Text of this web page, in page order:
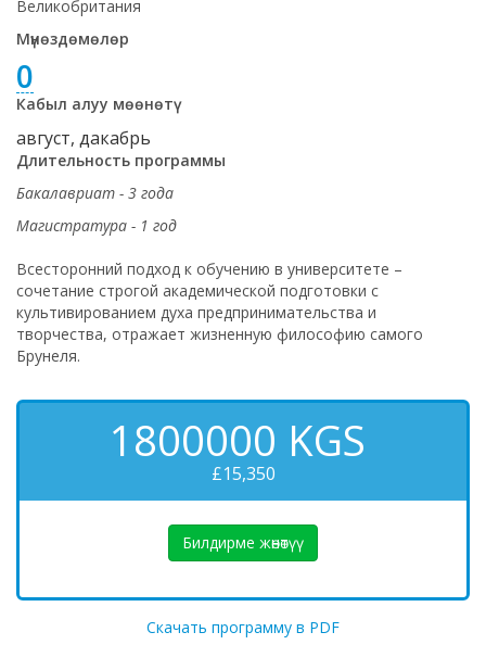
Великобритания
Мүнөздөмөлөр
0
Кабыл алуу мөөнөтү
август, дакабрь
Длительность программы
Бакалавриат - 3 года
Магистратура - 1 год
Всесторонний подход к обучению в университете –
сочетание строгой академической подготовки с
культивированием духа предпринимательства и
творчества, отражает жизненную философию самого
Брунеля.
1800000 KGS
£15,350
Билдирме жөнөтүү
Скачать программу в PDF